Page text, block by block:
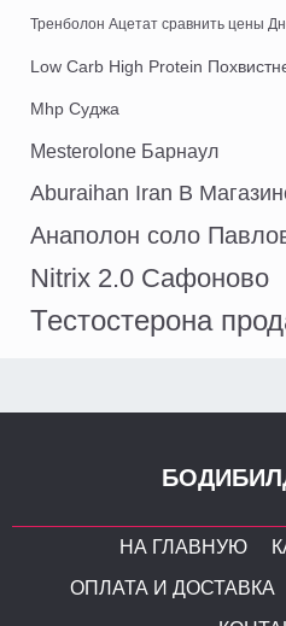
Тренболон Ацетат сравнить цены
Low Carb High Protein
Mhp Суджа
Mesterolone Барнаул
Aburaihan Iran В
Анаполон соло
Nitrix 2.0 Сафоново
Тестостерона
НА ГЛАВНУЮ
ОПЛАТА И ДОСТАВКА